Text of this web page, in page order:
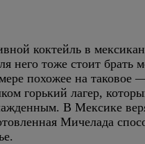
коктейль в
него тоже стоит брать
похожее на таковое
горький лагер,
В Мексике
Мичелада